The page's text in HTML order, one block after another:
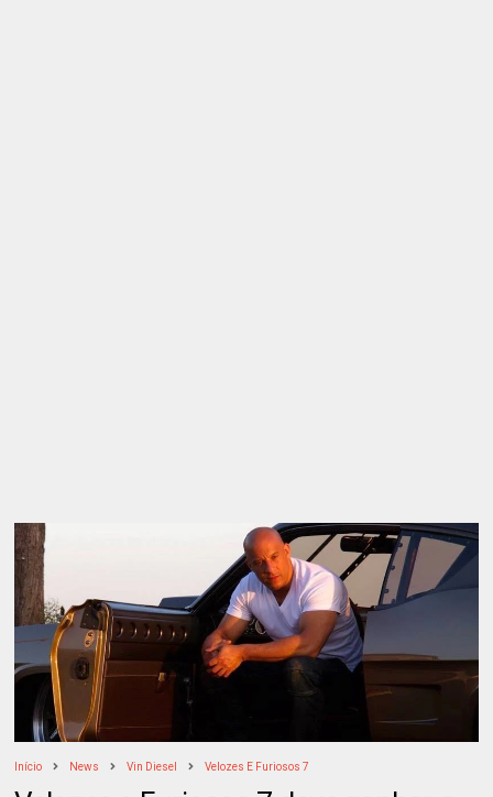
Início News Vin Diesel Velozes E Furiosos 7